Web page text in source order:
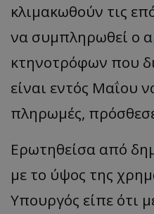
κλιμακωθούν τις
να συμπληρωθεί ο
κτηνοτρόφων που
είναι εντός Μαΐου
πληρωμές,
Ερωτηθείσα από
με το ύψος της
Υπουργός είπε ότι